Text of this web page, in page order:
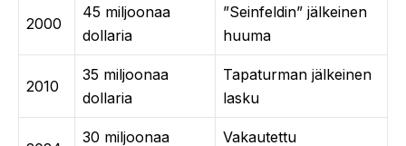
2000
45 miljoonaa
dollaria
”Seinfeldin” jälkeinen
huuma
2010
35 miljoonaa
dollaria
Tapaturman jälkeinen
lasku
30 miljoonaa
Vakautettu